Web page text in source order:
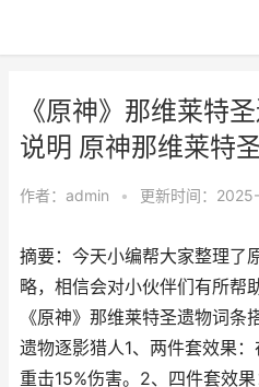
《原神》那维莱特
说明 原神那维莱特
作者： admin • 更新时间：
摘要：今天小编帮大家整理了
略，相信会对小伙伴们有所帮
《原神》那维莱特圣遗物词
遗物逐影猎人1、两件套效果
重击15%伤害。2、四件套效